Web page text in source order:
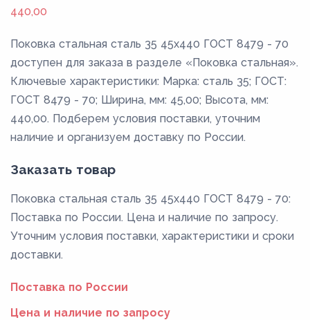
440,00
Поковка стальная сталь 35 45x440 ГОСТ 8479 - 70
доступен для заказа в разделе «Поковка стальная».
Ключевые характеристики: Марка: сталь 35; ГОСТ:
ГОСТ 8479 - 70; Ширина, мм: 45,00; Высота, мм:
440,00. Подберем условия поставки, уточним
наличие и организуем доставку по России.
Заказать товар
Поковка стальная сталь 35 45x440 ГОСТ 8479 - 70:
Поставка по России. Цена и наличие по запросу.
Уточним условия поставки, характеристики и сроки
доставки.
Поставка по России
Цена и наличие по запросу